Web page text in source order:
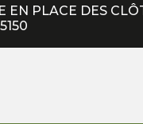
EN PLACE DES